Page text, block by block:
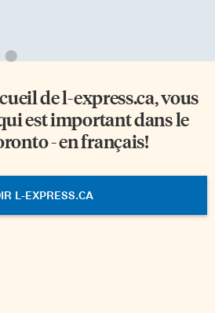
del-express.ca, vous
est important dans le
- en français!
L-EXPRESS.CA